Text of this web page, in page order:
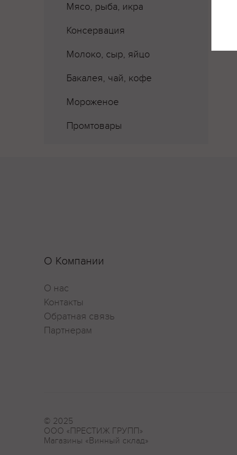
Мясо, рыба, икра
Консервация
Молоко, сыр, яйцо
Бакалея, чай, кофе
Мороженое
Промтовары
О Компании
О нас
Контакты
Обратная связь
Партнерам
© 2025
ООО «ПРЕСТИЖ ГРУПП»
Магазины «Винный склад»